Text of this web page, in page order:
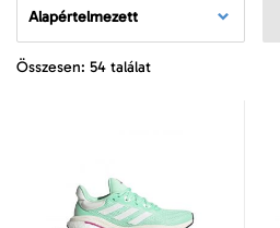
Alapértelmezett
Összesen: 54 találat